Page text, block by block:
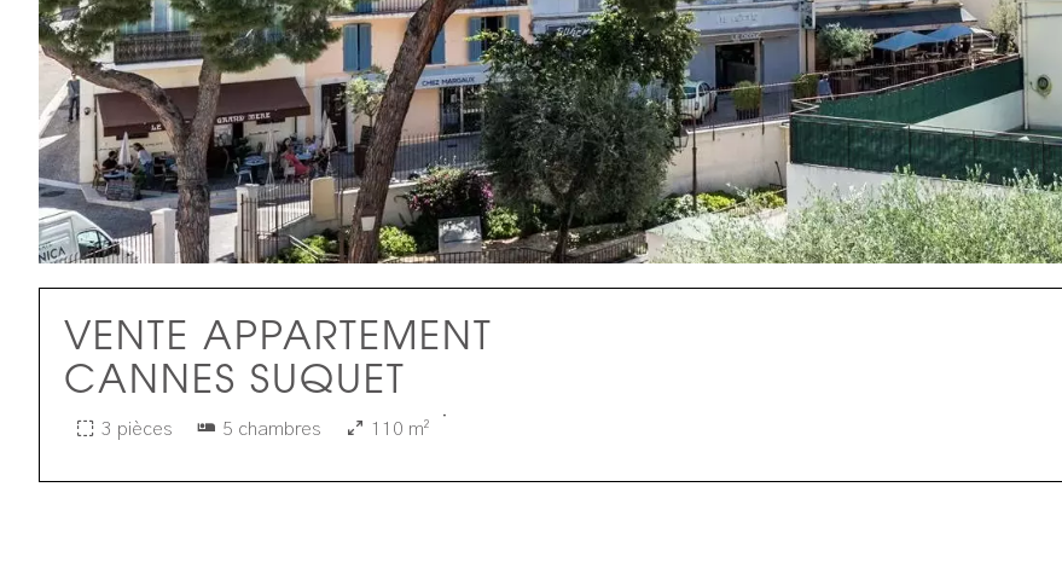
VENTE APPARTEMENT
CANNES SUQUET
3 pièces 5 chambres 110 m²
·